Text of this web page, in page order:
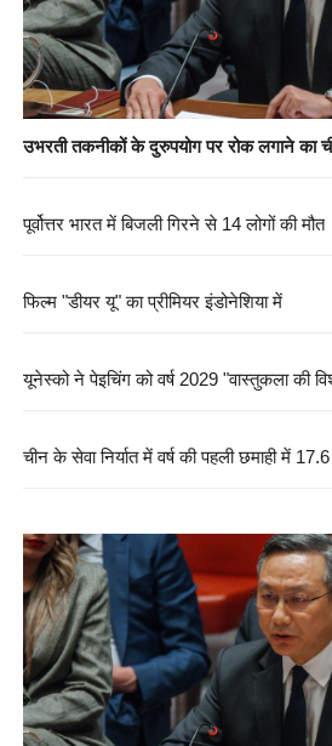
उभरती तकनीकों के दुरुपयोग पर रोक लगाने का
पूर्वोत्तर भारत में बिजली गिरने से 14 लोगों की मौत
फिल्म "डीयर यू" का प्रीमियर इंडोनेशिया में
यूनेस्को ने पेइचिंग को वर्ष 2029 "वास्तुकला की
चीन के सेवा निर्यात में वर्ष की पहली छमाही में